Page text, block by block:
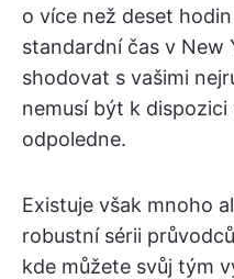
o více než deset
standardní čas v New
shodovat s vašimi
nemusí být k
odpoledne.
Existuje však mnoho
robustní sérii
kde můžete svůj tým